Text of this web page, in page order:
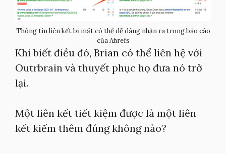
Thông tin liên kết bị mất có thể dễ dàng nhận ra trong báo cáo
của Ahrefs
Khi biết điều đó, Brian có thể liên hệ với
Outrbrain và thuyết phục họ đưa nó trở
lại.
Một liên kết tiết kiệm được là một liên
kết kiếm thêm đúng không nào?